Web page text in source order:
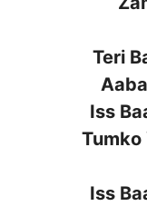
Teri
Iss
Tumko
Iss